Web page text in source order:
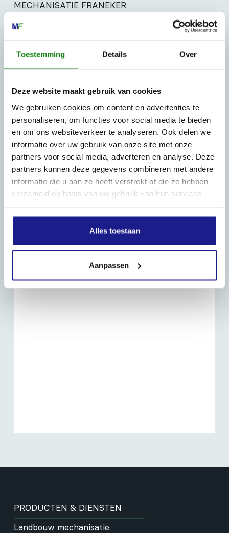
Toestemming Details Over
Deze website maakt gebruik van cookies
We gebruiken cookies om content en advertenties te
personaliseren, om functies voor social media te bieden
en om ons websiteverkeer te analyseren. Ook delen we
informatie over uw gebruik van onze site met onze
partners voor social media, adverteren en analyse. Deze
partners kunnen deze gegevens combineren met andere
informatie die u aan ze heeft verstrekt of die ze hebben
verzameld op basis van uw gebruik van hun services.
Alles toestaan
Aanpassen
MECHANISATIE FRANEKER
0517-396800
Bij storing:06-83139573
OPENINGSTIJDEN
Zondag: gesloten
Routebeschrijving
PRODUCTEN & DIENSTEN
Landbouw mechanisatie